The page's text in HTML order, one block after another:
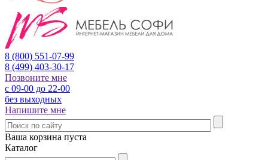
8 (800) 551-07-99
8 (499) 403-30-17
Позвоните мне
с 09-00 до 22-00
без выходных
Напишите мне
Ваша корзина пуста
Каталог